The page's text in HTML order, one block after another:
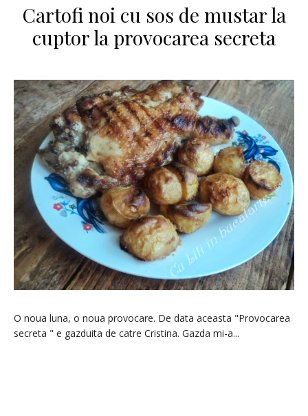
Cartofi noi cu sos de mustar la
cuptor la provocarea secreta
O noua luna, o noua provocare. De data aceasta "Provocarea
secreta " e gazduita de catre Cristina. Gazda mi-a...